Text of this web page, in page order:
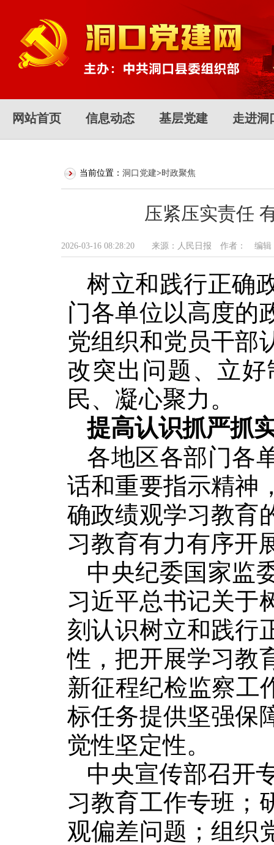
网站首页 信息动态 基层党建 走进洞
当前位置： 洞口党建>时政聚焦
压紧压实责任
2026-03-16 08:28:20 来源：人民日报 作者： 编
树立和践行正确
门各单位以高度的
党组织和党员干部
改突出问题、立
民、凝心聚力。
提高认识抓严抓
各地区各部门各
话和重要指示精神
确政绩观学习教育
习教育有力有序开
中央纪委国家监
习近平总书记关于
刻认识树立和践行
性，把开展学习教
新征程纪检监察工
标任务提供坚强保
觉性坚定性。
中央宣传部召开
习教育工作专班；
观偏差问题；组织